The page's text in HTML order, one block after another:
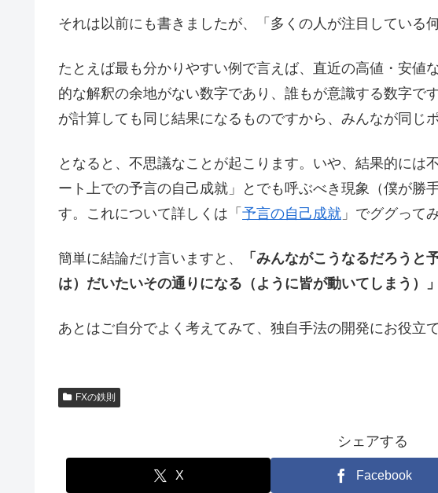
それは以前にも書きましたが、「多くの人が注目している
たとえば最も分かりやすい例で言えば、直近の高値・安値
的な解釈の余地がない数字であり、誰もが意識する数字で
が計算しても同じ結果になるものですから、みんなが同じ
となると、不思議なことが起こります。いや、結果的には
ート上での予言の自己成就」とでも呼ぶべき現象（僕が勝
す。これについて詳しくは「 予言の自己成就 」でググって
簡単に結論だけ言いますと、
「みんながこうなるだろうと
は）だいたいその通りになる（ように皆が動いてしまう）」
あとはご自分でよく考えてみて、独自手法の開発にお役立て
FXの鉄則
シェアする
X Facebook